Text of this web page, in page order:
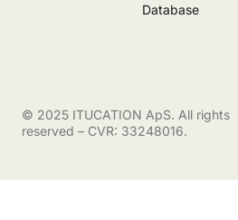
Database
© 2025 ITUCATION ApS. All rights
reserved – CVR: 33248016.